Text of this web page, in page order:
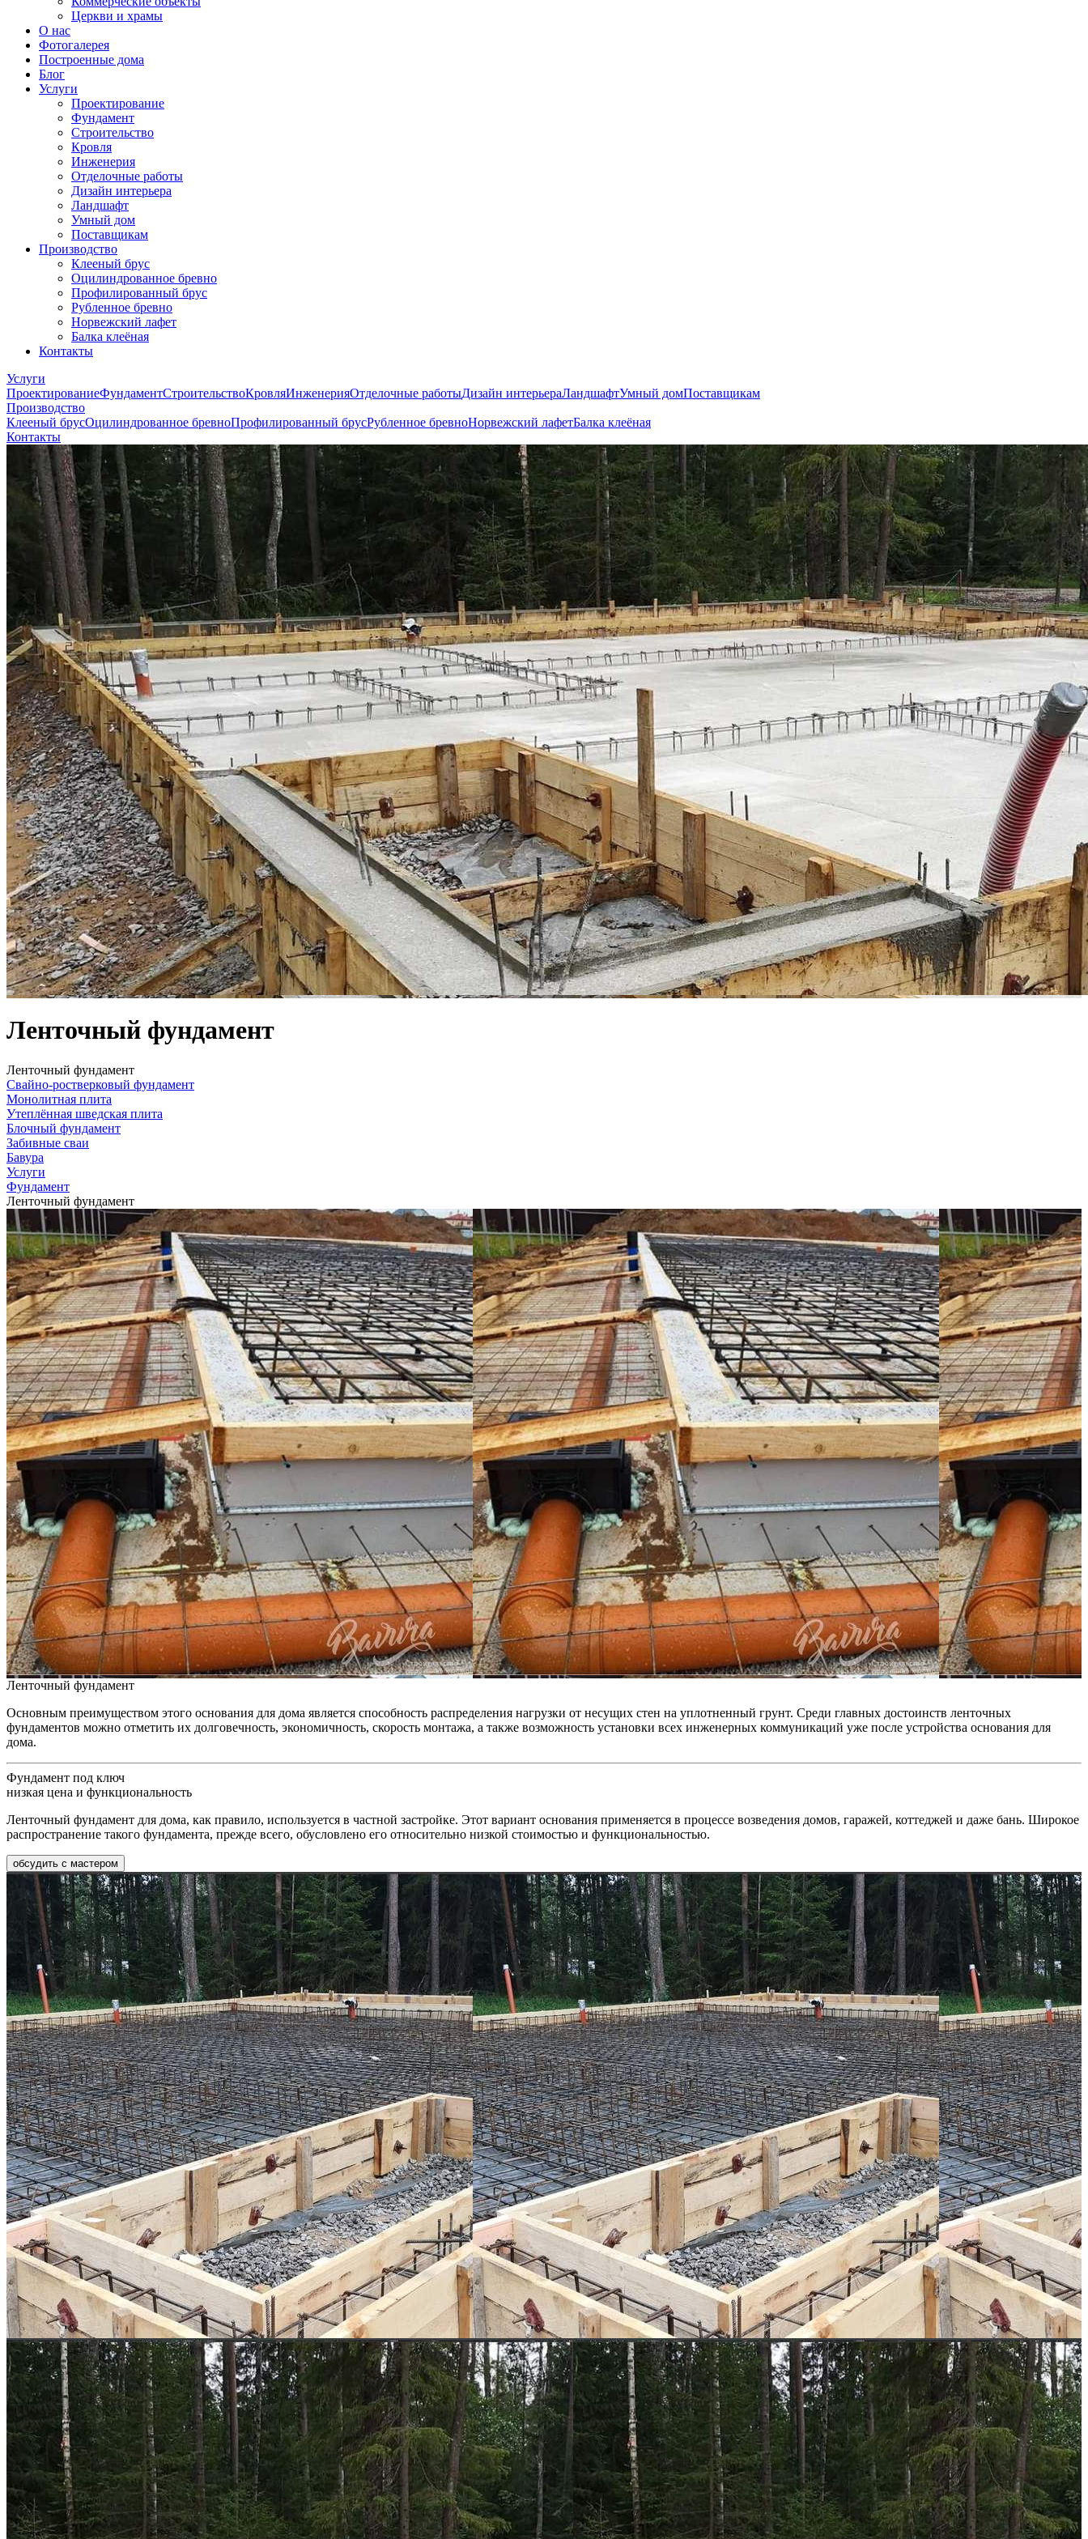
Церкви и храмы
О нас
Фотогалерея
Построенные дома
Блог
Услуги
Проектирование
Фундамент
Строительство
Кровля
Инженерия
Отделочные работы
Дизайн интерьера
Ландшафт
Умный дом
Поставщикам
Производство
Клееный брус
Оцилиндрованное бревно
Профилированный брус
Рубленное бревно
Норвежский лафет
Балка клеёная
Контакты
Услуги
ПроектированиеФундаментСтроительствоКровляИнженерияОтделочные работыДизайн интерьераЛандшафтУмный домПоставщикам
Производство
Клееный брусОцилиндрованное бревноПрофилированный брусРубленное бревноНорвежский лафетБалка клеёная
Контакты
Ленточный фундамент
Ленточный фундамент
Свайно-ростверковый фундамент
Монолитная плита
Утеплённая шведская плита
Блочный фундамент
Забивные сваи
Бавура
Услуги
Фундамент
Ленточный фундамент
Ленточный фундамент
Основным преимуществом этого основания для дома является способность распределения нагрузки от несущих стен на уплотненный грунт. Среди главных достоинств ленточных
фундаментов можно отметить их долговечность, экономичность, скорость монтажа, а также возможность установки всех инженерных коммуникаций уже после устройства основания для
дома.
Фундамент под ключ
низкая цена и функциональность
Ленточный фундамент для дома, как правило, используется в частной застройке. Этот вариант основания применяется в процессе возведения домов, гаражей, коттеджей и даже бань. Широкое
распространение такого фундамента, прежде всего, обусловлено его относительно низкой стоимостью и функциональностью.
обсудить с мастером